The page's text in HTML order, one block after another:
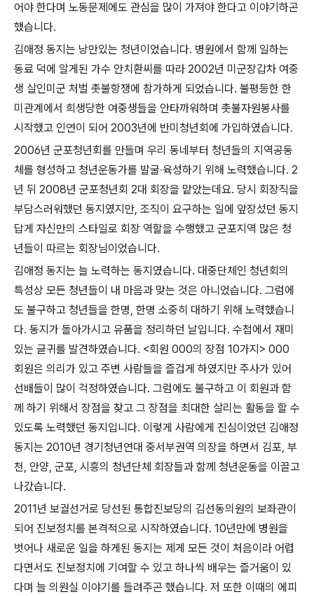
어야 한다며 노동문제에도 관심을 많이 가져야 한다고 이야기하곤
했습니다.
김애정 동지는 낭만있는 청년이었습니다. 병원에서 함께 일하는
동료 덕에 알게된 가수 안치환씨를 따라 2002년 미군장갑차 여중
생 살인미군 처벌 촛불항쟁에 참가하게 되었습니다. 불평등한 한
미관계에서 희생당한 여중생들을 안타까워하며 촛불자원봉사를
시작했고 인연이 되어 2003년에 반미청년회에 가입하였습니다.
2006년 군포청년회를 만들며 우리 동네부터 청년들의 지역공동
체를 형성하고 청년운동가를 발굴‧육성하기 위해 노력했습니다. 2
년 뒤 2008년 군포청년회 2대 회장을 맡았는데요. 당시 회장직을
부담스러워했던 동지였지만, 조직이 요구하는 일에 앞장섰던 동지
답게 자신만의 스타일로 회장 역할을 수행했고 군포지역 많은 청
년들이 따르는 회장님이었습니다.
김애정 동지는 늘 노력하는 동지였습니다. 대중단체인 청년회의
특성상 모든 청년들이 내 마음과 맞는 것은 아니었습니다. 그럼에
도 불구하고 청년들을 한명, 한명 소중히 대하기 위해 노력했습니
다. 동지가 돌아가시고 유품을 정리하던 날입니다. 수첩에서 재미
있는 글귀를 발견하였습니다. <회원 000의 장점 10가지 > 000
회원은 의리가 있고 주변 사람들을 즐겁게 하였지만 주사가 있어
선배들이 많이 걱정하였습니다. 그럼에도 불구하고 이 회원과 함
께 하기 위해서 장점을 찾고 그 장점을 최대한 살리는 활동을 할 수
있도록 노력했던 동지입니다. 이렇게 사람에게 진심이었던 김애정
동지는 2010년 경기청년연대 중서부권역 의장을 하면서 김포, 부
천, 안양, 군포, 시흥의 청년단체 회장들과 함께 청년운동을 이끌고
나갔습니다.
2011년 보궐선거로 당선된 통합진보당의 김선동의원의 보좌관이
되어 진보정치를 본격적으로 시작하였습니다. 10년만에 병원을
벗어나 새로운 일을 하게된 동지는 제게 모든 것이 처음이라 어렵
다면서도 진보정치에 기여할 수 있고 하나씩 배우는 즐거움이 있
다며 늘 의원실 이야기를 들려주곤 했습니다. 저 또한 이때의 에피